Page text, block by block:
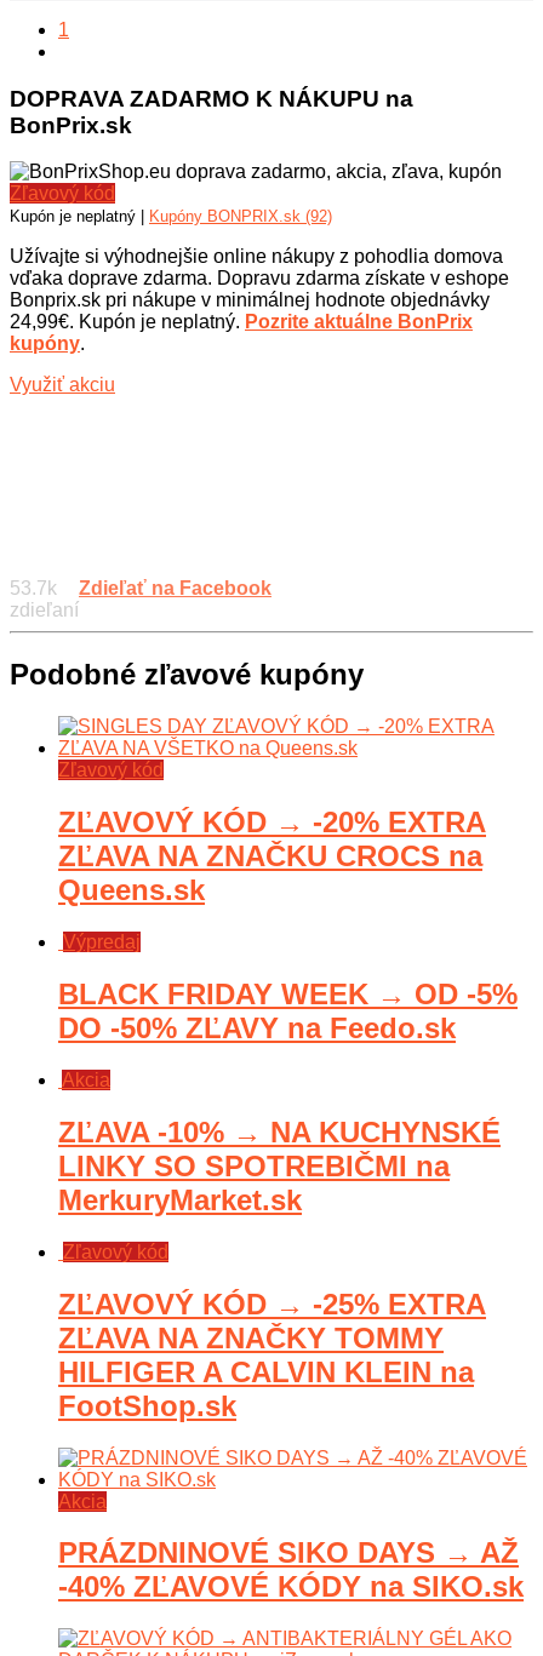
1
DOPRAVA ZADARMO K NÁKUPU na
BonPrix.sk
Zľavový kód
Kupón je neplatný | Kupóny BONPRIX.sk (92)
Užívajte si výhodnejšie online nákupy z pohodlia domova
vďaka doprave zdarma. Dopravu zdarma získate v eshope
Bonprix.sk pri nákupe v minimálnej hodnote objednávky
24,99€. Kupón je neplatný. Pozrite aktuálne BonPrix
kupóny.
Využiť akciu
53.7k
zdieľaní
Zdieľať na Facebook
Podobné zľavové kupóny
Zľavový kód
ZĽAVOVÝ KÓD → -20% EXTRA
ZĽAVA NA ZNAČKU CROCS na
Queens.sk
Výpredaj
BLACK FRIDAY WEEK → OD -5%
DO -50% ZĽAVY na Feedo.sk
Akcia
ZĽAVA -10% → NA KUCHYNSKÉ
LINKY SO SPOTREBIČMI na
MerkuryMarket.sk
Zľavový kód
ZĽAVOVÝ KÓD → -25% EXTRA
ZĽAVA NA ZNAČKY TOMMY
HILFIGER A CALVIN KLEIN na
FootShop.sk
Akcia
PRÁZDNINOVÉ SIKO DAYS → AŽ
-40% ZĽAVOVÉ KÓDY na SIKO.sk